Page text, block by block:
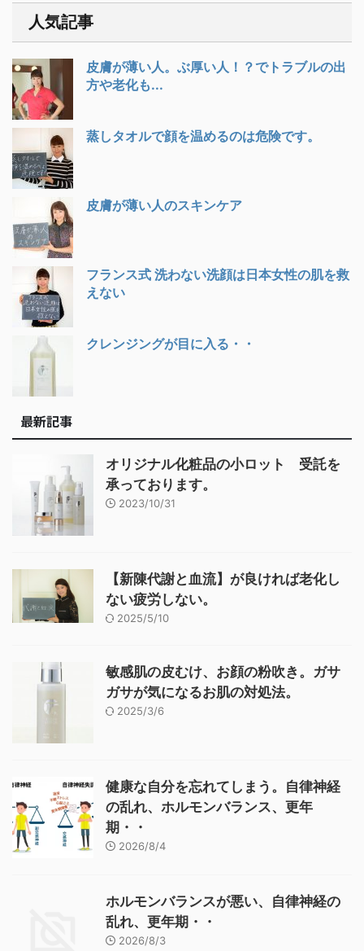
人気記事
皮膚が薄い人。ぶ厚い人！？でトラブルの出
方や老化も...
蒸しタオルで顔を温めるのは危険です。
皮膚が薄い人のスキンケア
フランス式 洗わない洗顔は日本女性の肌を救
えない
クレンジングが目に入る・・
最新記事
オリジナル化粧品の小ロット 受託を
承っております。
2023/10/31
【新陳代謝と血流】が良ければ老化し
ない疲労しない。
2025/5/10
敏感肌の皮むけ、お顔の粉吹き。ガサ
ガサが気になるお肌の対処法。
2025/3/6
健康な自分を忘れてしまう。自律神経
の乱れ、ホルモンバランス、更年
期・・
2026/8/4
ホルモンバランスが悪い、自律神経の
乱れ、更年期・・
2026/8/3